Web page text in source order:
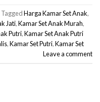
TaggedHarga Kamar Set Anak,
Jati,Kamar Set Anak Murah,
Putri,Kamar Set Anak Putri
,Kamar Set Putri,Kamar Set
Leave a comment